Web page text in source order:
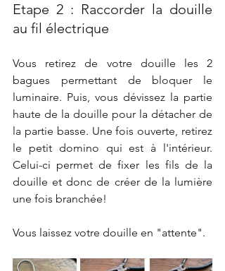
Etape 2 : Raccorder la douille
au fil électrique
Vous retirez de votre douille les 2
bagues permettant de bloquer le
luminaire. Puis, vous dévissez la partie
haute de la douille pour la détacher de
la partie basse. Une fois ouverte, retirez
le petit domino qui est à l'intérieur.
Celui-ci permet de fixer les fils de la
douille et donc de créer de la lumière
une fois branchée!
Vous laissez votre douille en "attente".